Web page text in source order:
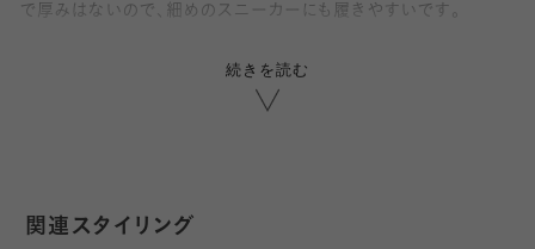
ブークレ素材の刺繍入りスニーカー丈ソックスです。
可愛らしいワンポイントの刺繍が人気の商品です。
で厚みはないので、細めのスニーカーにも履きやすいです。
ブークレ靴下は薄めのタオルのような生地感で、夏に履くと清
涼感があり好きです♪ワンポイントの刺繍は、中指から小指の間
続きを読む
関連スタイリング